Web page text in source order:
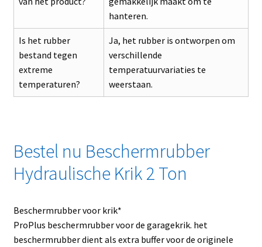
hanteren.
Is het rubber
bestand tegen
extreme
temperaturen?
Ja, het rubber is ontworpen om
verschillende
temperatuurvariaties te
weerstaan.
Bestel nu Beschermrubber
Hydraulische Krik 2 Ton
Beschermrubber voor krik*
ProPlus beschermrubber voor de garagekrik. het
beschermrubber dient als extra buffer voor de originele